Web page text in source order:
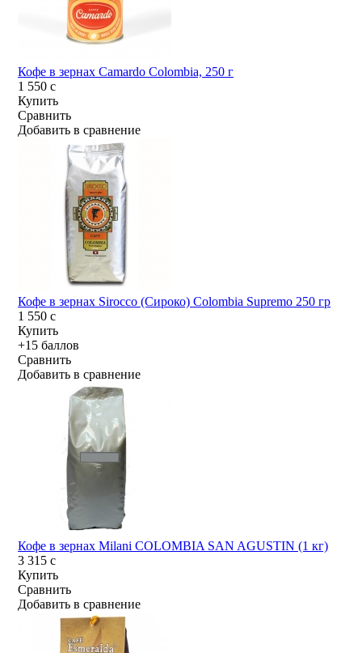
Кофе в зернах Camardo Colombia, 250 г
1 550c
Купить
Сравнить
Добавить в сравнение
Кофе в зернах Sirocco (Сироко) Colombia Supremo 250 гр
1 550c
Купить
+15 баллов
Сравнить
Добавить в сравнение
Кофе в зернах Milani COLOMBIA SAN AGUSTIN (1 кг)
3 315c
Купить
Сравнить
Добавить в сравнение